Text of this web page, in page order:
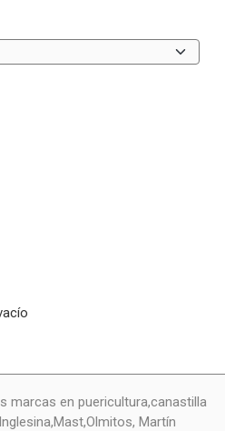
marcas en puericultura,canastilla
Martín